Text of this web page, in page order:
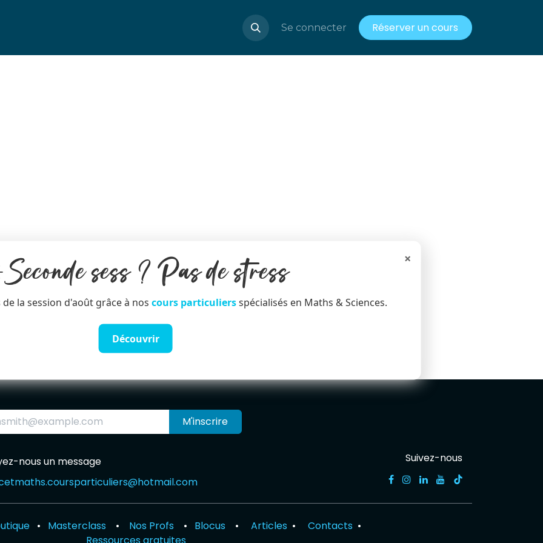
Contacts Ressources gratuites
Se connecter Réserver un cours
M'inscrire
nous un message
Suivez-nous
• Masterclass • Nos Profs • Blocus • Articles • Contacts •
Ressources gratuites
×
sess ? Pas de stress
de la session d'août grâce à noscours particuliersspécialisés en Maths & Sciences.
Découvrir